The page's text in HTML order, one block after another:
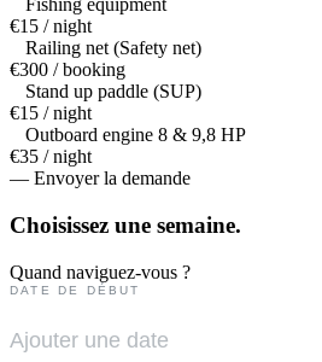
Fishing equipment
€15 / night
Railing net (Safety net)
€300 / booking
Stand up paddle (SUP)
€15 / night
Outboard engine 8 & 9,8 HP
€35 / night
— Envoyer la demande
Choisissez une semaine.
Quand naviguez-vous ?
DATE DE DÉBUT